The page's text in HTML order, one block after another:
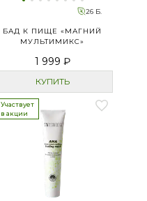
26 Б.
БАД К ПИЩЕ «МАГНИЙ
МУЛЬТИМИКС»
1 999 ₽
КУПИТЬ
Участвует
в акции